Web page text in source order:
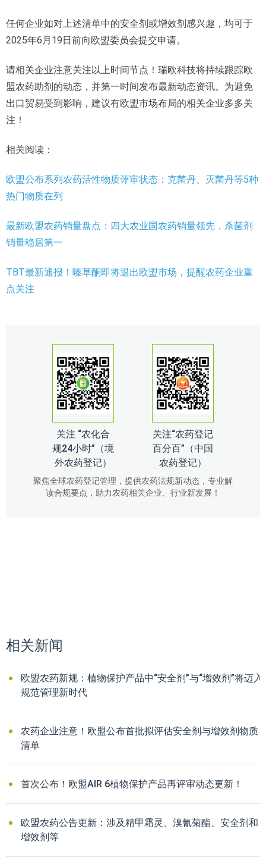
任何企业如对上述清单中的安全剂或增效剂感兴趣，均可于
2025年6月19日前向欧盟委员会提交申请。
请相关企业注意关注以上时间节点！瑞欧科技将持续跟踪欧
盟农药助剂的动态，并第一时间发布最新动态资讯。为避免
出口贸易受到影响，建议有欧盟市场布局的相关企业多多关
注！
相关阅读：
欧盟公布系列农药活性物质评审状态：克菌丹、灭菌丹等5种
热门物质在列
最新欧盟农药销量盘点：四大农业国农药销量领先，杀菌剂
销量稳居第一
TBT最新通报！嗪草酮即将退出欧盟市场，提醒农药企业重
点关注
关注 “农化合
规24小时”（境
外农药登记）
关注“农药登记
百分百”（中国
农药登记）
聚焦全球农药登记管理，提供农药法规新动态，专业解
读合规要点，助力农药相关企业、行业新发展！
相关新闻
欧盟农药新规：植物保护产品中“安全剂”与“增效剂”将迈入
规范管理新时代
农药企业注意！欧盟公布首批拟评估安全剂与增效剂物质
清单
首次公布！欧盟AIR 6植物保护产品再评审动态更新！
欧盟农药公告更新：涉及精甲霜灵、溴氰菊酯、安全剂和
增效剂等